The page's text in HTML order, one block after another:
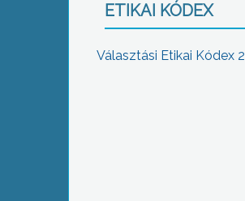
ETIKAI KÓDEX
Választási Etikai Kódex